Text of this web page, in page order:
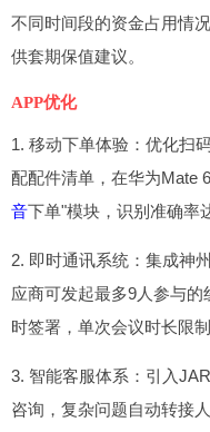
不同时间段的资金占用情
供套期保值建议。
APP优化
1. 移动下单体验：优化扫
配配件清单，在华为Mate
音下单"模块，识别准确率
2. 即时通讯系统：集成神
应商可发起最多9人参与
时签署，单次会议时长限
3. 智能客服体系：引入
咨询，复杂问题自动转接